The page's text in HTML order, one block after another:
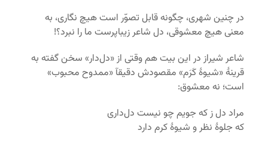
در چنین شهری، چگونه قابل تصوّر است هیچ نگاری، به
معنی هیچ معشوقی، دل شاعر زیباپرست ما را نبرد؟!
شاعر شیراز در این بیت هم وقتی از «دل‌دار» سخن گفته به
قرینۀ «شیوۀ کَرَم» مقصودش دقیقآ «ممدوح محبوب»
است؛ نه معشوق:
مراد دل ز که جویم چو نیست دل‌داری
که جلوۀ نظر و شیوۀ کرم دارد